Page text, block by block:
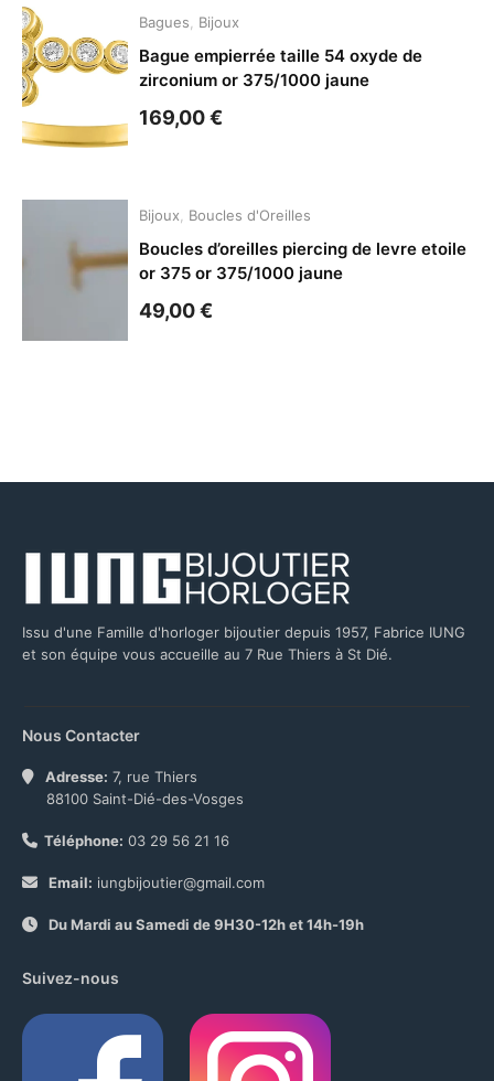
Bagues Bijoux
Bague empierrée taille 54 oxyde de
zirconium or 375/1000 jaune
169,00€
Bijoux Boucles d'Oreilles
Boucles d’oreilles piercing de levre etoile
or 375 or 375/1000 jaune
49,00€
Issu d'une Famille d'horloger bijoutier depuis 1957, Fabrice IUNG
et son équipe vous accueille au 7 Rue Thiers à St Dié.
Nous Contacter
Adresse: 7, rue Thiers
88100 Saint-Dié-des-Vosges
Téléphone: 03 29 56 21 16
Email: iungbijoutier@gmail.com
Du Mardi au Samedi de 9H30-12h et 14h-19h
Suivez-nous